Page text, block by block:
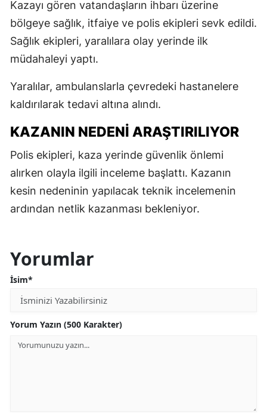
Kazayı gören vatandaşların ihbarı üzerine
bölgeye sağlık, itfaiye ve polis ekipleri sevk edildi.
Sağlık ekipleri, yaralılara olay yerinde ilk
müdahaleyi yaptı.
Yaralılar, ambulanslarla çevredeki hastanelere
kaldırılarak tedavi altına alındı.
KAZANIN NEDENİ ARAŞTIRILIYOR
Polis ekipleri, kaza yerinde güvenlik önlemi
alırken olayla ilgili inceleme başlattı. Kazanın
kesin nedeninin yapılacak teknik incelemenin
ardından netlik kazanması bekleniyor.
Yorumlar
İsim*
Yorum Yazın (500 Karakter)